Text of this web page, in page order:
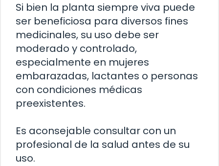
Si bien la planta siempre viva puede
ser beneficiosa para diversos fines
medicinales, su uso debe ser
moderado y controlado,
especialmente en mujeres
embarazadas, lactantes o personas
con condiciones médicas
preexistentes.
Es aconsejable consultar con un
profesional de la salud antes de su
uso.